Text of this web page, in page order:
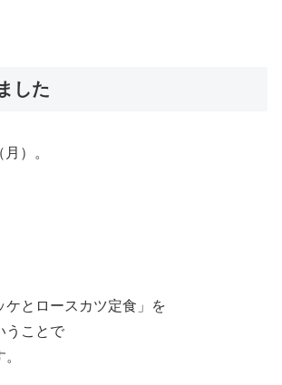
した
）。
ケとロースカツ定食」を
うことで